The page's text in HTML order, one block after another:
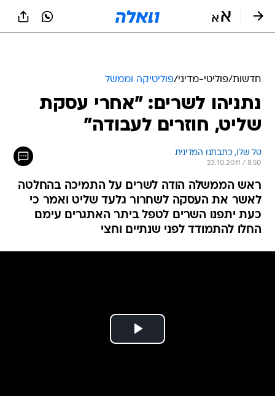
חדשות/פוליטי-מדיני/פוליטיקה וממשל
נתניהו לשרים: "אחרי עסקת
שליט, חוזרים לעבודה"
טל שלו, כתבתנו המדינית
23.10.2011 / 8:50
ראש הממשלה הודה לשרים על התמיכה בהחלטה
לאשר את העסקה לשחרור גלעד שליט ואמר כי
כעת יתפנו השרים לטפל ביתר האתגרים עימם
החלו להתמודד לפני שנתיים וחצי